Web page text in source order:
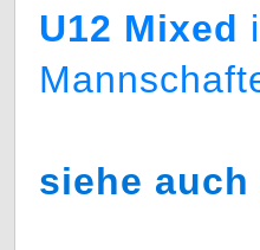
U12 Mixed
siehe auch